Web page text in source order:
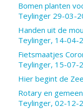
Bomen planten
Teylinger 29-03-
Handen uit de
Teylinger, 14-04-
Fietsmaatjes
Teylinger, 15-07-
Hier begint de
Rotary en
Teylinger, 02-12-